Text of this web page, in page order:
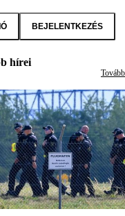
BEJELENTKEZÉS
hírei